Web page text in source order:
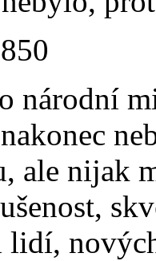
národní
ale nijak
lidí,